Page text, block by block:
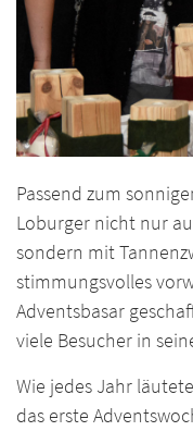
Passend zum
Loburger nicht nur
sondern mit
stimmungsvolles
Adventsbasar
viele Besucher in
Wie jedes Jahr
das erste